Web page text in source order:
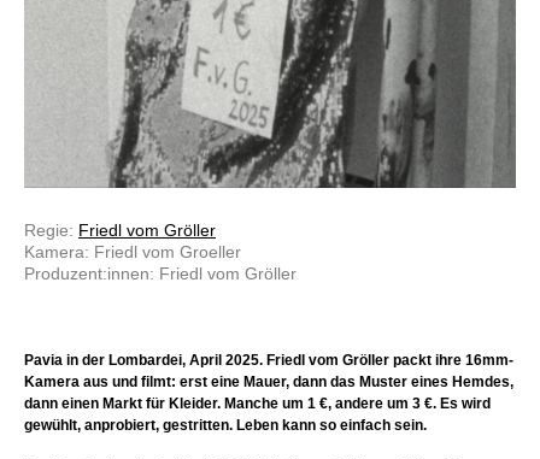
Regie: Friedl vom Gröller
Kamera: Friedl vom Groeller
Produzent:innen: Friedl vom Gröller
Pavia in der Lombardei, April 2025. Friedl vom Gröller packt ihre 16mm-
Kamera aus und filmt: erst eine Mauer, dann das Muster eines Hemdes,
dann einen Markt für Kleider. Manche um 1 €, andere um 3 €. Es wird
gewühlt, anprobiert, gestritten. Leben kann so einfach sein.